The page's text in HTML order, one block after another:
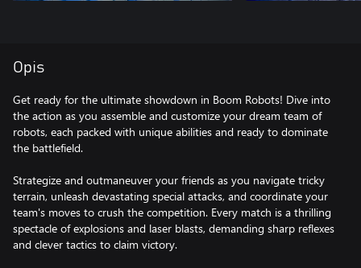
Opis
Get ready for the ultimate showdown in Boom Robots! Dive into
the action as you assemble and customize your dream team of
robots, each packed with unique abilities and ready to dominate
the battlefield.
Strategize and outmaneuver your friends as you navigate tricky
terrain, unleash devastating special attacks, and coordinate your
team's moves to crush the competition. Every match is a thrilling
spectacle of explosions and laser blasts, demanding sharp reflexes
and clever tactics to claim victory.